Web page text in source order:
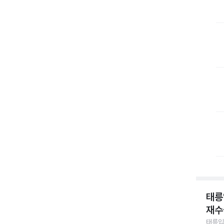
태
재
태릉